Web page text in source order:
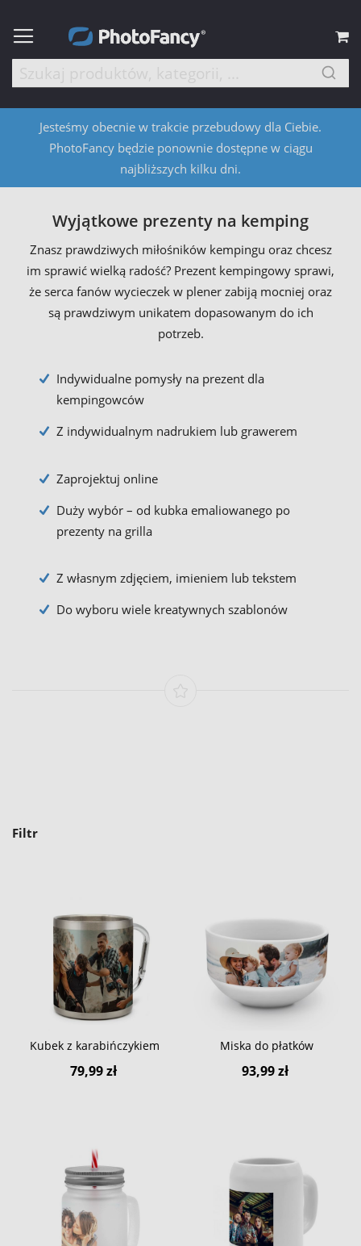
Jesteśmy obecnie w trakcie przebudowy dla Ciebie.
PhotoFancy będzie ponownie dostępne w ciągu
najbliższych kilku dni.
Wyjątkowe prezenty na kemping
Znasz prawdziwych miłośników kempingu oraz chcesz
im sprawić wielką radość? Prezent kempingowy sprawi,
że serca fanów wycieczek w plener zabiją mocniej oraz
są prawdziwym unikatem dopasowanym do ich
potrzeb.
Indywidualne pomysły na prezent dla
kempingowców
Z indywidualnym nadrukiem lub grawerem
Zaprojektuj online
Duży wybór – od kubka emaliowanego po
prezenty na grilla
Z własnym zdjęciem, imieniem lub tekstem
Do wyboru wiele kreatywnych szablonów
Filtr
Kubek z karabińczykiem
79,99 zł
Miska do płatków
93,99 zł